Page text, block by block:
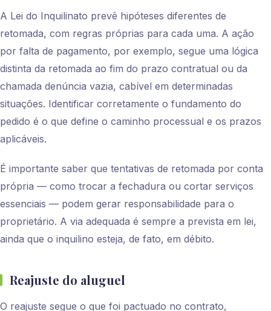
A Lei do Inquilinato prevê hipóteses diferentes de
retomada, com regras próprias para cada uma. A ação
por falta de pagamento, por exemplo, segue uma lógica
distinta da retomada ao fim do prazo contratual ou da
chamada denúncia vazia, cabível em determinadas
situações. Identificar corretamente o fundamento do
pedido é o que define o caminho processual e os prazos
aplicáveis.
É importante saber que tentativas de retomada por conta
própria — como trocar a fechadura ou cortar serviços
essenciais — podem gerar responsabilidade para o
proprietário. A via adequada é sempre a prevista em lei,
ainda que o inquilino esteja, de fato, em débito.
Reajuste do aluguel
O reajuste segue o que foi pactuado no contrato,